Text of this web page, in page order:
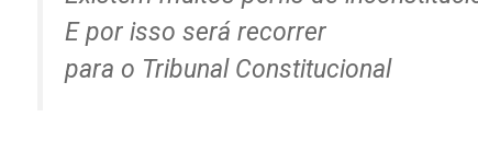
E por isso será recorrer
para o Tribunal Constitucional